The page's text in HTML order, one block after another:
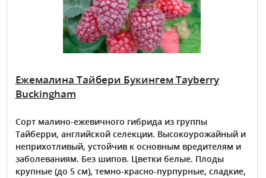
Ежемалина Тайбери Букингем Tayberry
Buckingham
Сорт малино-ежевичного гибрида из группы
Тайберри, английской селекции. Высокоурожайный и
неприхотливый, устойчив к основным вредителям и
заболеваниям. Без шипов. Цветки белые. Плоды
крупные (до 5 см), темно-красно-пурпурные, сладкие,